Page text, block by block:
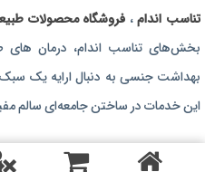
تناسب اندام، فروشگاه محصولات
بخش‌های تناسب اندام، درمان های
بهداشت جنسی به دنبال ارایه یک
این خدمات در ساختن جامعه‌ای سالم